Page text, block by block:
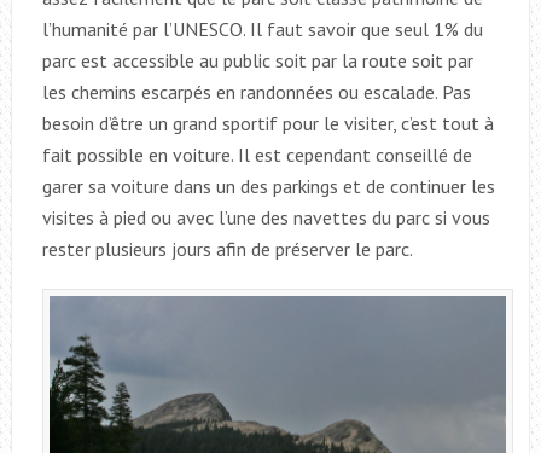
l’humanité par l’UNESCO. Il faut savoir que seul 1% du
parc est accessible au public soit par la route soit par
les chemins escarpés en randonnées ou escalade. Pas
besoin d’être un grand sportif pour le visiter, c’est tout à
fait possible en voiture. Il est cependant conseillé de
garer sa voiture dans un des parkings et de continuer les
visites à pied ou avec l’une des navettes du parc si vous
rester plusieurs jours afin de préserver le parc.